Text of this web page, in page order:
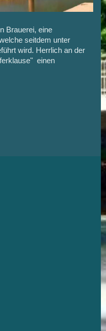
Brauerei, eine
seitdem unter
wird. Herrlich an der
einen